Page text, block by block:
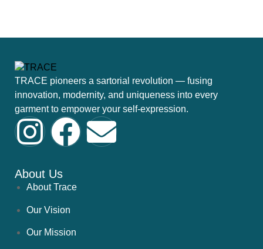
TRACE pioneers a sartorial revolution — fusing
innovation, modernity, and uniqueness into every
garment to empower your self-expression.
About Us
About Trace
Our Vision
Our Mission